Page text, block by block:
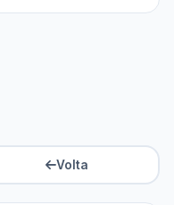
Volta